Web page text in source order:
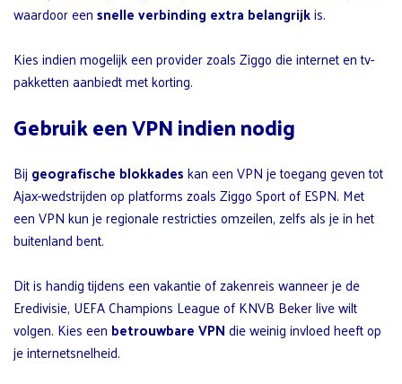
waardoor eensnelle verbinding extra belangrijkis.
Kies indien mogelijk een provider zoals Ziggo die internet en tv-
pakketten aanbiedt met korting.
Gebruik een VPN indien nodig
Bij geografische blokkadeskan een VPN je toegang geven tot
Ajax-wedstrijden op platforms zoals Ziggo Sport of ESPN. Met
een VPN kun je regionale restricties omzeilen, zelfs als je in het
buitenland bent.
Dit is handig tijdens een vakantie of zakenreis wanneer je de
Eredivisie, UEFA Champions League of KNVB Beker live wilt
volgen. Kies een betrouwbare VPNdie weinig invloed heeft op
je internetsnelheid.